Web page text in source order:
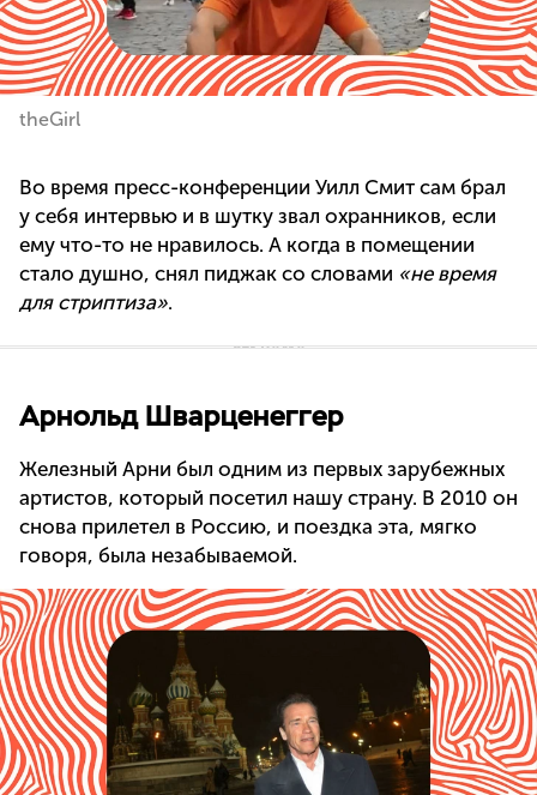
theGirl
Во время пресс-конференции Уилл Смит сам брал
у себя интервью и в шутку звал охранников, если
ему что-то не нравилось. А когда в помещении
стало душно, снял пиджак со словами «не время
для стриптиза».
Арнольд Шварценеггер
Железный Арни был одним из первых зарубежных
артистов, который посетил нашу страну. В 2010 он
снова прилетел в Россию, и поездка эта, мягко
говоря, была незабываемой.